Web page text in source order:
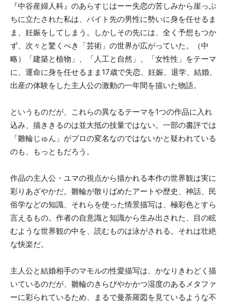
『中谷産婦人科』のあらすじはーー失恋の苦しみから崖っぷ
ちに立たされた私は、バイト先の男性に勢いに身を任せるま
ま、妊娠をしてしまう。しかしその先には、全く予想もつか
ず、次々と驚くべき「芸術」の世界が広がっていた。（中
略）「建築と植物」、「人工と自然」、「女性性」をテーマ
に、運命に身を任せるまま17歳で失恋、妊娠、退学、結婚、
出産の体験をした主人公の激動の一年間を描いた物語。
というものだが、これらの異なるテーマを1つの作品に入れ
込み、描ききるのは並大抵の技量ではない。一部の書評では
「雛輪じゅん」がプロの変名なのではないかと疑われている
のも、もっともだろう。
作品の主人公・ユマの視点から描かれる本作の世界観は実に
彩りあざやかだ。雛輪が散りばめたアートや歴史、神話、民
俗学などの知識、それらを使った情景描写は、極彩色とすら
言えるもの。作者の自意識と知識から生み出された、目の眩
むような世界観の中を、読むものは泳がされる。それは壮絶
な快楽だ。
主人公と結婚相手のマモルの性愛描写は、かなりきわどく描
いているのだが、雛輪のきらびやかかつ湿度のあるメタファ
ーに彩られているため、まるで曼荼羅図を見ているような不